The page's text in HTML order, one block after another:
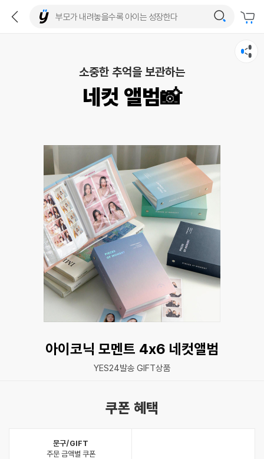
소중한 추억을 보관하는
네컷 앨범📸
아이코닉 모멘트 4x6 네컷앨범
YES24발송 GIFT상품
쿠폰 혜택
문구/GIFT
주문 금액별 쿠폰